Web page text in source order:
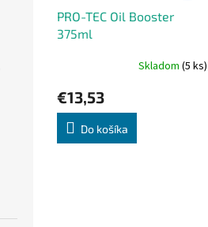
PRO-TEC Oil Booster
375ml
Skladom (5 ks)
€13,53
Do košíka